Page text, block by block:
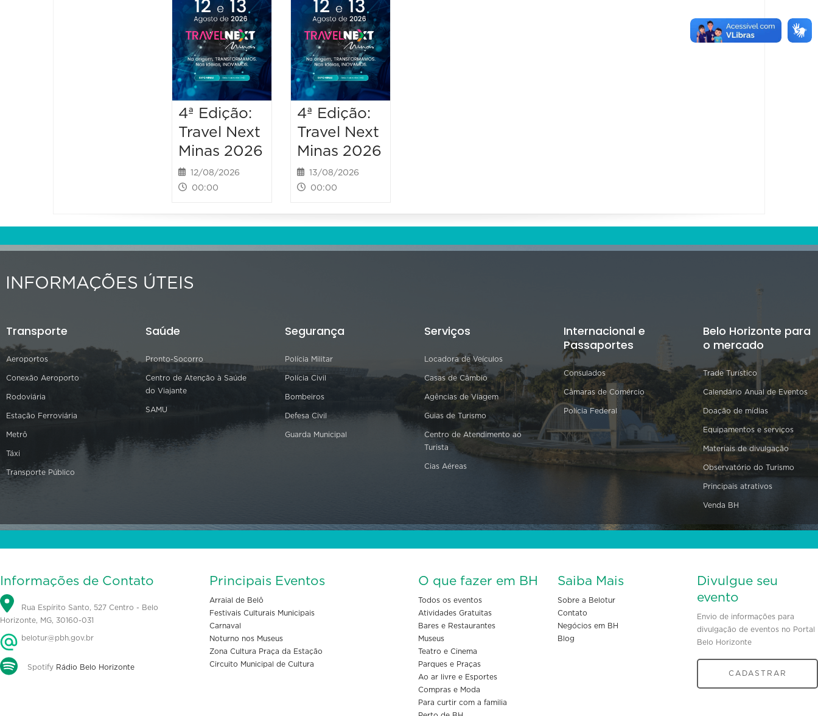
4ª Edição:
Travel Next
Minas 2026
12/08/2026
00:00
4ª Edição:
Travel Next
Minas 2026
13/08/2026
00:00
INFORMAÇÕES ÚTEIS
Transporte
Aeroportos
Conexão Aeroporto
Rodoviária
Estação Ferroviária
Metrô
Táxi
Transporte Público
Saúde
Pronto-Socorro
Centro de Atenção à Saúde
do Viajante
SAMU
Segurança
Polícia Militar
Polícia Civil
Bombeiros
Defesa Civil
Guarda Municipal
Serviços
Locadora de Veículos
Casas de Câmbio
Agências de Viagem
Guias de Turismo
Centro de Atendimento ao
Turista
Cias Aéreas
Internacional e
Passaportes
Consulados
Câmaras de Comércio
Polícia Federal
Belo Horizonte para
o mercado
Trade Turístico
Calendário Anual de Eventos
Doação de mídias
Equipamentos e serviços
Materiais de divulgação
Observatório do Turismo
Principais atrativos
Venda BH
Informações de Contato
Rua Espírito Santo, 527 Centro - Belo
Horizonte, MG, 30160-031
belotur@pbh.gov.br
Spotify Rádio Belo Horizonte
Principais Eventos
Arraial de Belô
Festivais Culturais Municipais
Carnaval
Noturno nos Museus
Zona Cultura Praça da Estação
Circuito Municipal de Cultura
O que fazer em BH
Todos os eventos
Atividades Gratuitas
Bares e Restaurantes
Museus
Teatro e Cinema
Parques e Praças
Ao ar livre e Esportes
Compras e Moda
Para curtir com a familia
Saiba Mais
Sobre a Belotur
Contato
Negócios em BH
Blog
Divulgue seu
evento
Envio de informações para
divulgação de eventos no Portal
Belo Horizonte
CADASTRAR